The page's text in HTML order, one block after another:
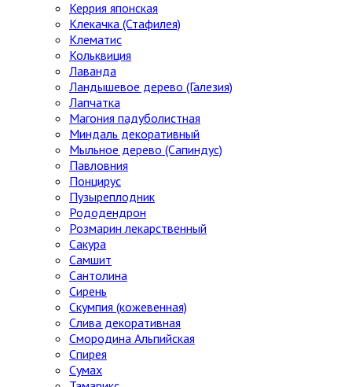
Керрия японская
Клекачка (Стафилея)
Клематис
Кольквиция
Лаванда
Ландышевое дерево (Галезия)
Лапчатка
Магония падуболистная
Миндаль декоративный
Мыльное дерево (Сапиндус)
Павловния
Понцирус
Пузыреплодник
Рододендрон
Розмарин лекарственный
Сакура
Самшит
Сантолина
Сирень
Скумпия (кожевенная)
Слива декоративная
Смородина Альпийская
Спирея
Сумах